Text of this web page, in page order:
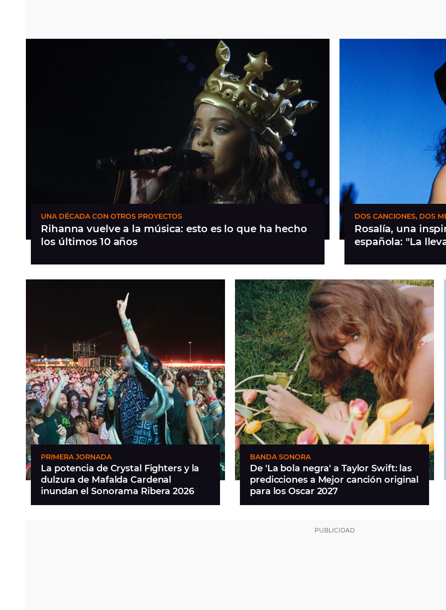
UNA DÉCADA CON OTROS PROYECTOS
Rihanna vuelve a la música: esto es lo que ha hecho
los últimos 10 años
DOS CANCIONES, DOS
Rosalía, una
española: "La
PRIMERA JORNADA
La potencia de Crystal Fighters y la
dulzura de Mafalda Cardenal
inundan el Sonorama Ribera 2026
BANDA SONORA
De 'La bola negra' a Taylor Swift: las
predicciones a Mejor canción original
para los Oscar 2027